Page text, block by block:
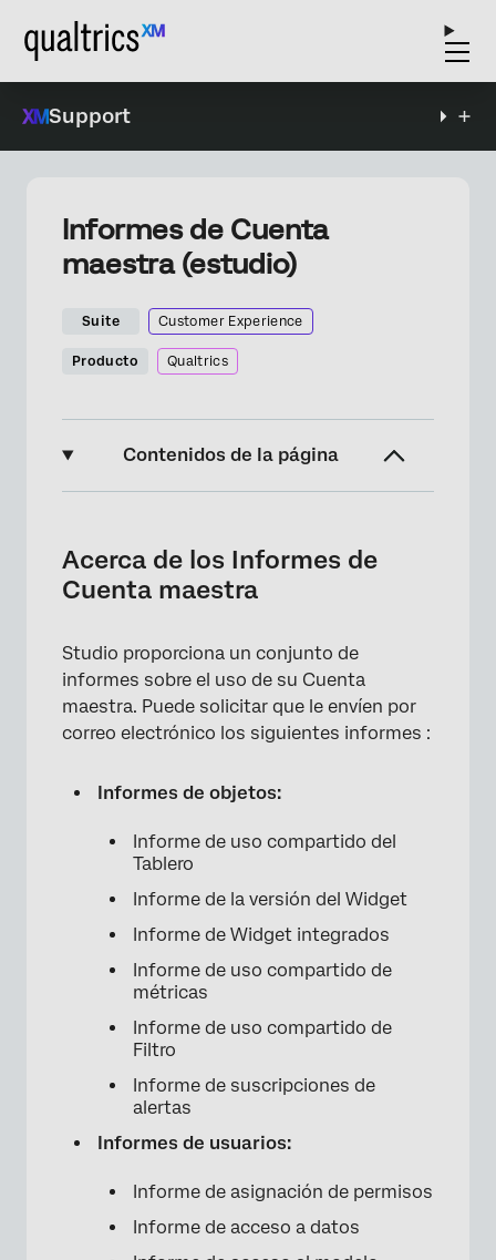
Support
Informes de Cuenta
maestra (estudio)
Suite Customer Experience
Producto Qualtrics
Contenidos de la página
Solicitud de Informes de objetos y usuarios
Informe de uso compartido del Tablero
Informe de Widget integrados
Informe de uso compartido de métricas
Informe de suscripciones de alertas
Informe de asignación de permisos
Informes administrativos de estudio
Ejemplos de Informes administrativos de
estudio
Acerca de los Informes de
Cuenta maestra
Studio proporciona un conjunto de
informes sobre el uso de su Cuenta
maestra. Puede solicitar que le envíen por
correo electrónico los siguientes informes :
Informes de objetos:
Informe de uso compartido del
Tablero
Informe de la versión del Widget
Informe de Widget integrados
Informe de uso compartido de
métricas
Informe de uso compartido de
Filtro
Informe de suscripciones de
alertas
Informes de usuarios:
Informe de asignación de permisos
Informe de acceso a datos